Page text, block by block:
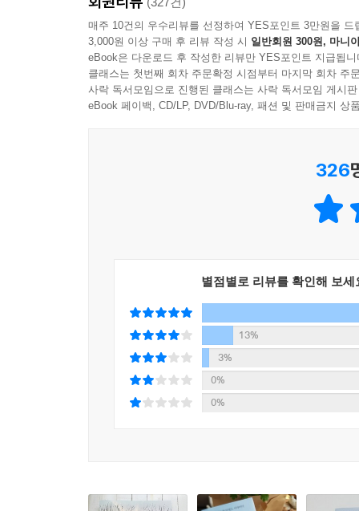
부디 떠나지 말아다오
나와 함께 인생의 끝날
그날까지 손잡고 가다오
「네가 없으면 인생도 사막이다」에서
우리 일상과 동떨어진, 불모지에만 존재하는 공
같은 삶이지만, 거기에 ‘너’의 인기척이 있다면
관념 속 막연한 풍경처럼 메마르고 쓸쓸하기만 한
몇 차례 사막을 찾으며 나는 알게 되었다. 사막
피기도 한다는 사실. 또 모래벌판만 있는 게 아니
「시인의 말」에서
황량한 사막이란 공간에서조차 다정하고 애틋한
사막에서 띄운 러브레터,
매주 10건의 우수리뷰를 선정하여 YES포인트 3만원을 드
3,000원 이상 구매 후 리뷰 작성 시 일반회원 300원, 마니
eBook은 다운로드 후 작성한 리뷰만 YES포인트 지급됩니
클래스는 첫번째 회차 주문확정 시점부터 마지막 회차 주
사락 독서모임으로 진행된 클래스는 사락 독서모임 게시
eBook 페이백, CD/LP, DVD/Blu-ray, 패션 및 판매금지 상
326
별점별로 리뷰를 확인해 보세
13%
3%
0%
0%